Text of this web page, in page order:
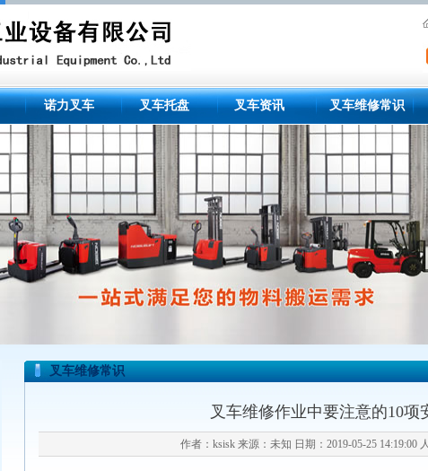
诺力叉车 叉车托盘 叉车资讯 叉车维修常识
叉车维修常识
叉车维修作业中要注意的10项
作者：ksisk 来源：未知 日期：2019-05-25 14:19:00